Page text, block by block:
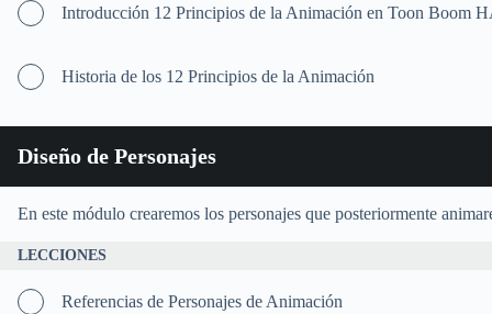
Introducción 12 Principios de la Animación en Toon Boom
Historia de los 12 Principios de la Animación
Diseño de Personajes
En este módulo crearemos los personajes que posteriormente
LECCIONES
Referencias de Personajes de Animación